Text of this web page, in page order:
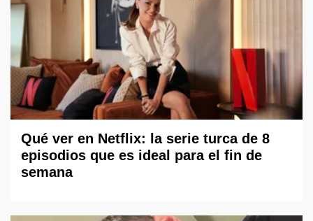
Qué ver en Netflix: la serie turca de 8
episodios que es ideal para el fin de
semana